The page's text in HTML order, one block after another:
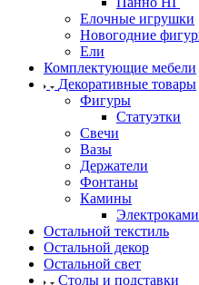
Елочные игрушки
Новогодние
Ели
Комплектующие мебели
Декоративные товары
Фигуры
Статуэтки
Свечи
Вазы
Держатели
Фонтаны
Камины
Остальной текстиль
Остальной декор
Остальной свет
Столы и подставки